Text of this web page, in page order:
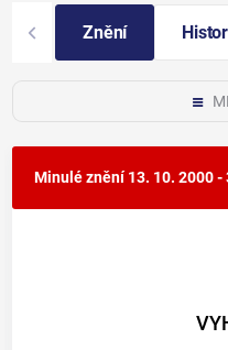
Znění
Minulé znění13. 10. 2000 -